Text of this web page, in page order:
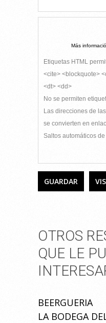
Más
Etiquetas HTML
<cite> <blockquote>
<dt> <dd>
No se permiten
Las direcciones de
se convierten en
Saltos automáticos
OTROS
QUE LE
BEERGUERIA
LA BODEGA